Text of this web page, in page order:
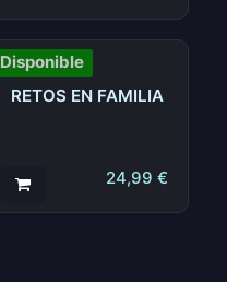
Disponible
RETOS EN FAMILIA
24,99 €